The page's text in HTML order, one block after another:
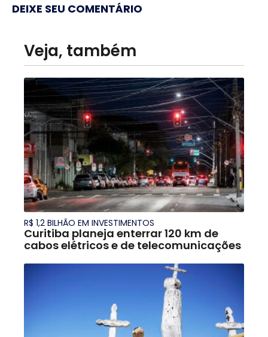
DEIXE SEU COMENTÁRIO
Veja, também
R$ 1,2 BILHÃO EM INVESTIMENTOS
Curitiba planeja enterrar 120 km de
cabos elétricos e de telecomunicações